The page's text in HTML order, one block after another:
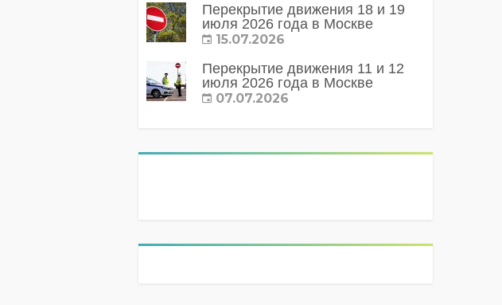
Перекрытие движения 18 и 19
июля 2026 года в Москве
15.07.2026
Перекрытие движения 11 и 12
июля 2026 года в Москве
07.07.2026